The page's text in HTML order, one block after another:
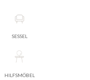
SESSEL
HILFSMÖBEL